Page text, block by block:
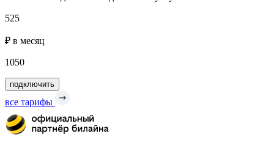
525
₽ в месяц
1050
подключить
все тарифы